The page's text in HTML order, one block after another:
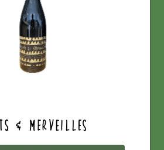
& Merveilles